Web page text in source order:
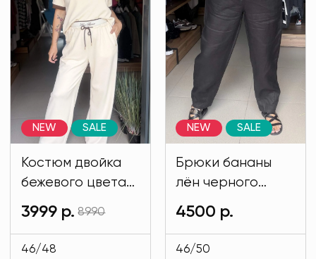
Костюм двойка
бежевого цвета
MODLAV ML6842-
NEW SALE
3999 р. 8990
46/48
Брюки бананы
лён черного
цвета MODLAV
ML6841-13
NEW SALE
4500 р.
46/50